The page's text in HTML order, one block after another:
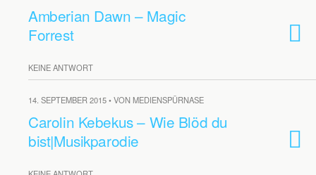
Amberian Dawn – Magic
Forrest
KEINE ANTWORT
14. SEPTEMBER 2015 • VON MEDIENSPÜRNASE
Carolin Kebekus – Wie Blöd du
bist|Musikparodie